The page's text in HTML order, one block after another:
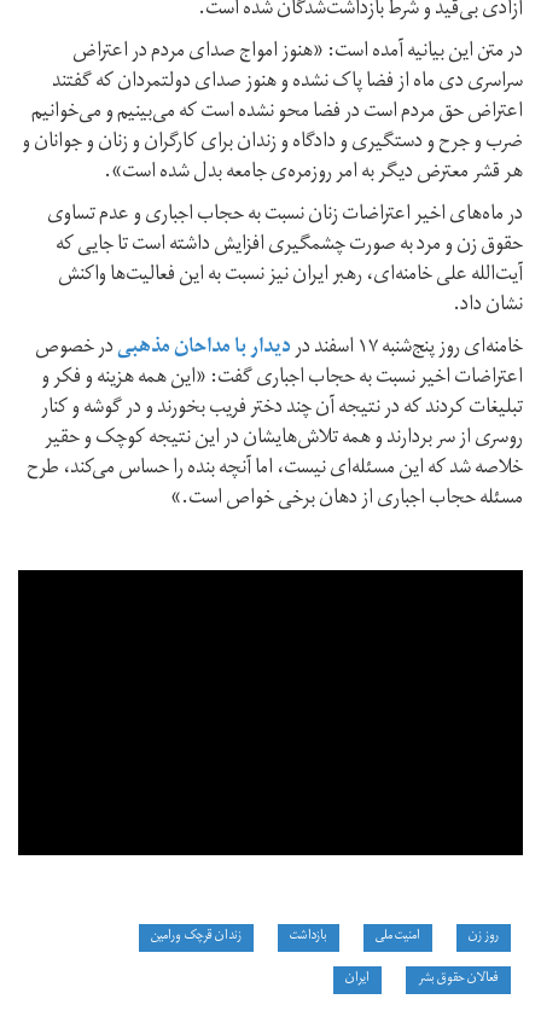
آزادی بی‌قید و شرط بازداشت‌شدگان شده است.
در متن این بیانیه آمده است: «هنوز امواج صدای مردم در اعتراض
سراسری دی ماه از فضا پاک نشده و هنوز صدای دولتمردان که گفتند
اعتراض حق مردم است در فضا محو نشده است که می‌بینیم و می‌خوانیم
ضرب و جرح و دستگیری و دادگاه و زندان برای کارگران و زنان و جوانان و
هر قشر معترض دیگر به امر روزمره‌ی جامعه بدل شده است».
در ماه‌های اخیر اعتراضات زنان نسبت به حجاب اجباری و عدم تساوی
حقوق زن و مرد به صورت چشمگیری افزایش داشته است تا جایی که
آیت‌الله علی خامنه‌ای، رهبر ایران نیز نسبت به این فعالیت‌ها واکنش
نشان داد.
خامنه‌ای روز پنج‌شنبه ۱۷ اسفند در
دیدار با مداحان مذهبیدر خصوص
اعتراضات اخیر نسبت به حجاب اجباری گفت: «این همه هزینه و فکر و
تبلیغات کردند که در نتیجه آن چند دختر فریب بخورند و در گوشه و کنار
روسری از سر بردارند و همه تلاش‌هایشان در این نتیجه کوچک و حقیر
خلاصه شد که این مسئله‌ای نیست، اما آنچه بنده را حساس می‌کند، طرح
مسئله حجاب اجباری از دهان برخی خواص است.»
روز زن امنیت ملی بازداشت‌
زندان قرچک ورامین
فعالان حقوق بشر
ایران